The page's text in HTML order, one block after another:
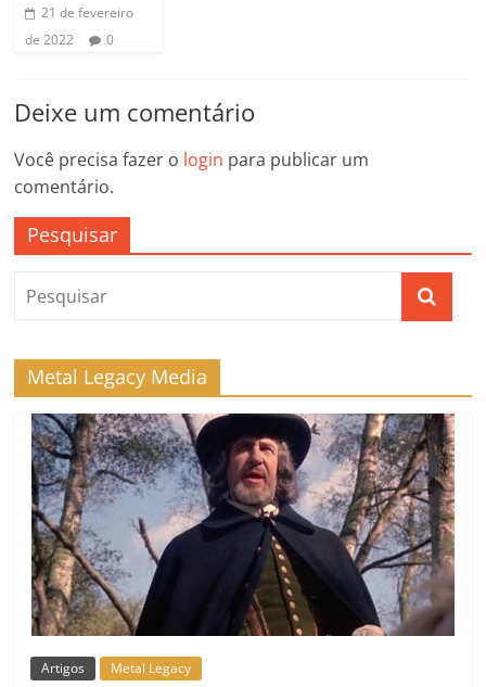
21 de fevereiro
de 2022
0
Deixe um comentário
Você precisa fazer o login para publicar um
comentário.
Pesquisar
Metal Legacy Media
Artigos Metal Legacy